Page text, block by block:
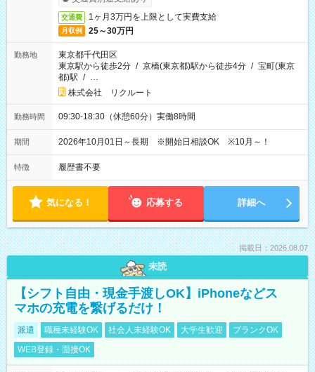
交通費 1ヶ月3万円を上限として実費支給
月収例 25～30万円
勤務地
東京都千代田区
東京駅から徒歩2分 / 京橋(東京都)駅から徒歩4分 / 宝町(東京
都)駅 / …
株式会社 リクルート
勤務時間 09:30-18:30（休憩60分）実働8時間
期間 2026年10月01日～長期 ※開始日相談OK ※10月～！
特徴 履歴書不要
気になる！ 応募する 詳細へ
掲載日：2026.08.07
未読
【シフト自由・現金手渡しOK】iPhoneなどス
マホの充電を繋げるだけ！
派遣 職種未経験OK 社会人未経験OK 大学生歓迎
ブランクOK
WEB登録・面接OK